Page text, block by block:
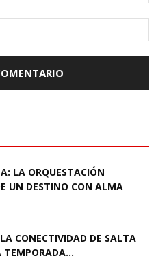
LA ORQUESTACIÓN
UN DESTINO CON ALMA
LA CONECTIVIDAD DE SALTA
TEMPORADA...